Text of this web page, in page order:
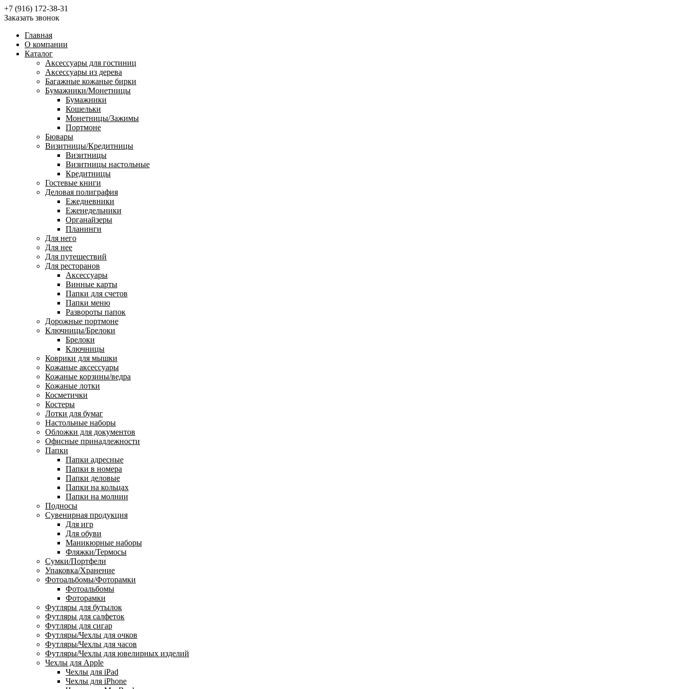
+7 (916) 172-38-31
Заказать звонок
Главная
О компании
Каталог
Аксессуары для гостиниц
Аксессуары из дерева
Багажные кожаные бирки
Бумажники/Монетницы
Бумажники
Кошельки
Монетницы/Зажимы
Портмоне
Бювары
Визитницы/Кредитницы
Визитницы
Визитницы настольные
Кредитницы
Гостевые книги
Деловая полиграфия
Ежедневники
Еженедельники
Органайзеры
Планинги
Для него
Для нее
Для путешествий
Для ресторанов
Аксессуары
Винные карты
Папки для счетов
Папки меню
Развороты папок
Дорожные портмоне
Ключницы/Брелоки
Брелоки
Ключницы
Коврики для мышки
Кожаные аксессуары
Кожаные корзины/ведра
Кожаные лотки
Косметички
Костеры
Лотки для бумаг
Настольные наборы
Обложки для документов
Офисные принадлежности
Папки
Папки адресные
Папки в номера
Папки деловые
Папки на кольцах
Папки на молнии
Подносы
Сувенирная продукция
Для игр
Для обуви
Маникюрные наборы
Фляжки/Термосы
Сумки/Портфели
Упаковка/Хранение
Фотоальбомы/Фоторамки
Фотоальбомы
Фоторамки
Футляры для бутылок
Футляры для салфеток
Футляры для сигар
Футляры/Чехлы для очков
Футляры/Чехлы для часов
Футляры/Чехлы для ювелирных изделий
Чехлы для Apple
Чехлы для iPad
Чехлы для iPhone